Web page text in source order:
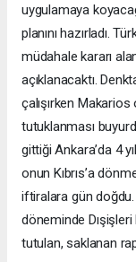
uygulamaya
planını hazırladı.
müdahale kararı
açıklanacaktı.
çalışırken
tutuklanması
gittiği Ankara’da 4
onun Kıbrıs’a
iftiralara gün doğdu.
döneminde Dışişleri
tutulan, saklanan